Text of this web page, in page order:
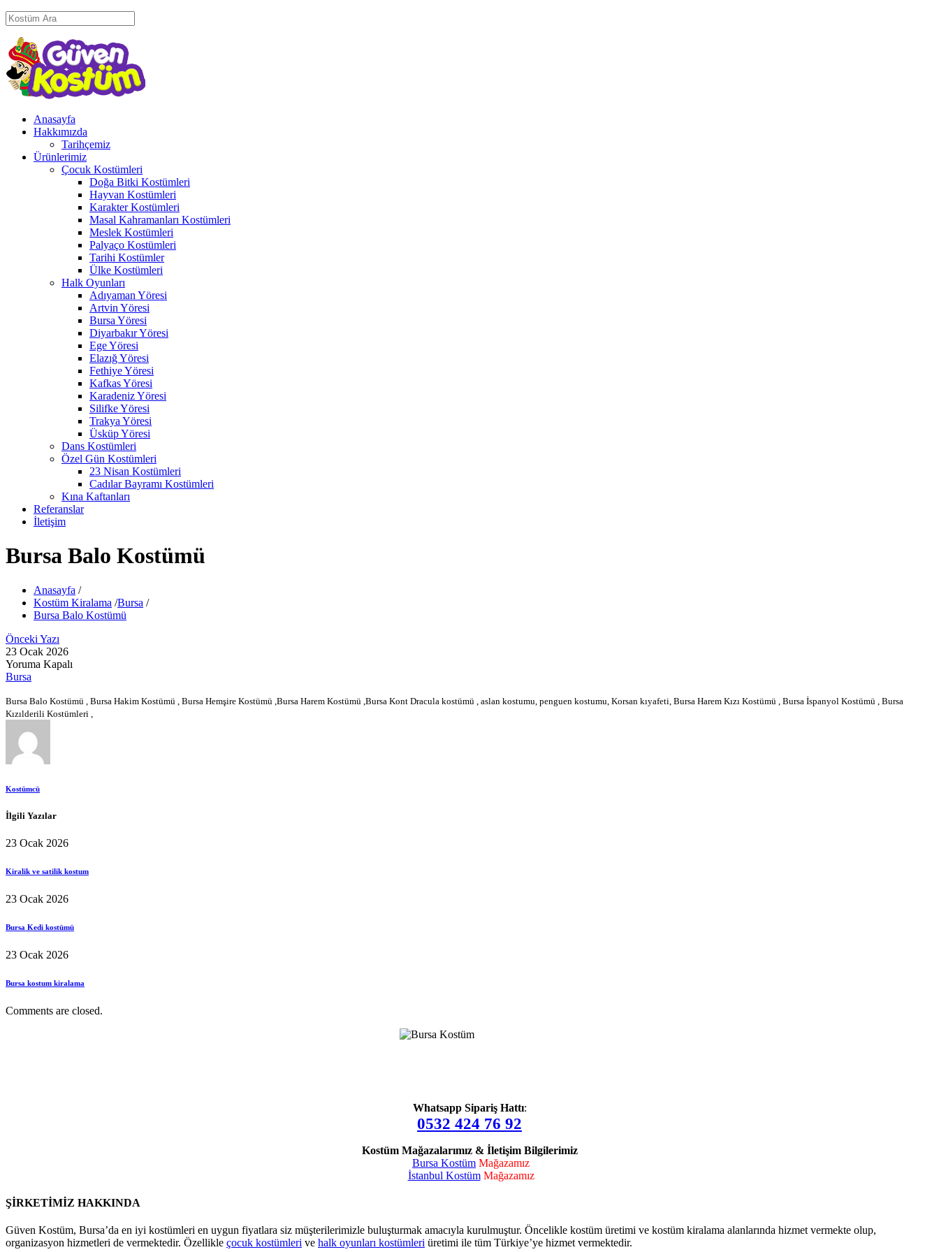
Anasayfa
Hakkımızda
Tarihçemiz
Ürünlerimiz
Çocuk Kostümleri
Doğa Bitki Kostümleri
Hayvan Kostümleri
Karakter Kostümleri
Masal Kahramanları Kostümleri
Meslek Kostümleri
Palyaço Kostümleri
Tarihi Kostümler
Ülke Kostümleri
Halk Oyunları
Adıyaman Yöresi
Artvin Yöresi
Bursa Yöresi
Diyarbakır Yöresi
Ege Yöresi
Elazığ Yöresi
Fethiye Yöresi
Kafkas Yöresi
Karadeniz Yöresi
Silifke Yöresi
Trakya Yöresi
Üsküp Yöresi
Dans Kostümleri
Özel Gün Kostümleri
23 Nisan Kostümleri
Cadılar Bayramı Kostümleri
Kına Kaftanları
Referanslar
İletişim
Bursa Balo Kostümü
Anasayfa /
Kostüm Kiralama /Bursa /
Bursa Balo Kostümü
Önceki Yazı
23 Ocak 2026
Yoruma Kapalı
Bursa
Bursa Balo Kostümü , Bursa Hakim Kostümü , Bursa Hemşire Kostümü ,Bursa Harem Kostümü ,Bursa Kont Dracula kostümü , aslan kostumu, penguen kostumu, Korsan kıyafeti, Bursa Harem Kızı Kostümü , Bursa İspanyol Kostümü , Bursa
Kızılderili Kostümleri ,
Kostümcü
İlgili Yazılar
23 Ocak 2026
Kiralik ve satilik kostum
23 Ocak 2026
Bursa Kedi kostümü
23 Ocak 2026
Bursa kostum kiralama
Comments are closed.
Whatsapp Sipariş Hattı:
0532 424 76 92
Kostüm Mağazalarımız & İletişim Bilgilerimiz
Bursa Kostüm Mağazamız
İstanbul Kostüm Mağazamız
ŞİRKETİMİZ HAKKINDA
Güven Kostüm, Bursa’da en iyi kostümleri en uygun fiyatlara siz müşterilerimizle buluşturmak amacıyla kurulmuştur. Öncelikle kostüm üretimi ve kostüm kiralama alanlarında hizmet vermekte olup,
organizasyon hizmetleri de vermektedir. Özellikle çocuk kostümleri ve halk oyunları kostümleri üretimi ile tüm Türkiye’ye hizmet vermektedir.